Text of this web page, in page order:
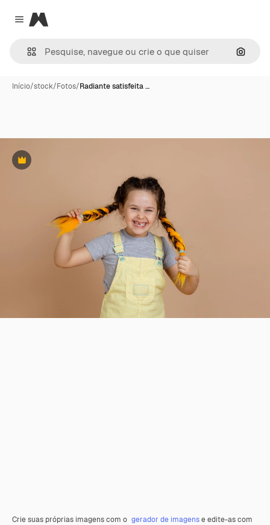
Close menu
Magnific
Início/stock/Fotos/Radiante satisfeita …
Premium
Crie suas próprias imagens com o gerador de imagense edite-as com